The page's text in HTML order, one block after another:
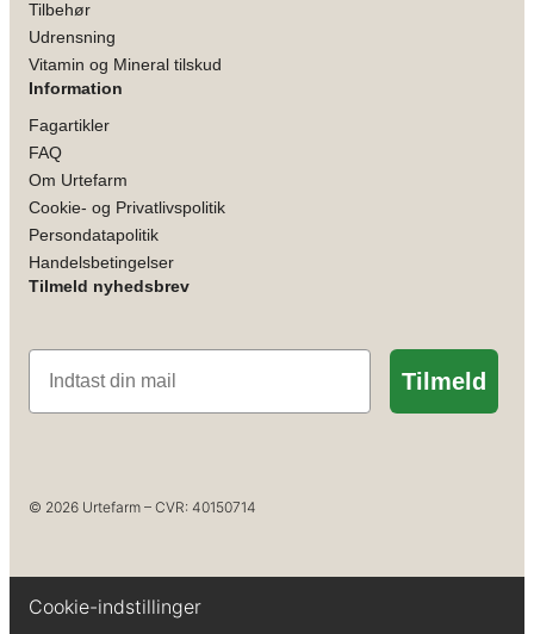
Tilbehør
Udrensning
Vitamin og Mineral tilskud
Information
Fagartikler
FAQ
Om Urtefarm
Cookie- og Privatlivspolitik
Persondatapolitik
Handelsbetingelser
Tilmeld nyhedsbrev
Email
Tilmeld
© 2026 Urtefarm – CVR: 40150714
Cookie-indstillinger